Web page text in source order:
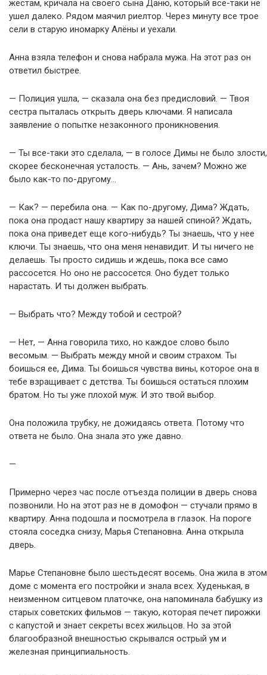
жестам, кричала на своего сына Даню, который все-таки не
ушел далеко. Рядом маячил риелтор. Через минуту все трое
сели в старую иномарку Алёны и уехали.
Анна взяла телефон и снова набрала мужа. На этот раз он
ответил быстрее.
— Полиция ушла, — сказала она без предисловий. — Твоя
сестра пыталась открыть дверь ключами. Я написала
заявление о попытке незаконного проникновения.
— Ты все-таки это сделала, — в голосе Димы не было злости,
скорее бесконечная усталость. — Ань, зачем? Можно же
было как-то по-другому…
— Как? — перебила она. — Как по-другому, Дима? Ждать,
пока она продаст нашу квартиру за нашей спиной? Ждать,
пока она приведет еще кого-нибудь? Ты знаешь, что у нее
ключи. Ты знаешь, что она меня ненавидит. И ты ничего не
делаешь. Ты просто сидишь и ждешь, пока все само
рассосется. Но оно не рассосется. Оно будет только
нарастать. И ты должен выбрать.
— Выбрать что? Между тобой и сестрой?
— Нет, — Анна говорила тихо, но каждое слово было
весомым. — Выбрать между мной и своим страхом. Ты
боишься ее, Дима. Ты боишься чувства вины, которое она в
тебе взращивает с детства. Ты боишься остаться плохим
братом. Но ты уже плохой муж. И это твой выбор.
Она положила трубку, не дожидаясь ответа. Потому что
ответа не было. Она знала это уже давно.
—
Примерно через час после отъезда полиции в дверь снова
позвонили. Но на этот раз не в домофон — стучали прямо в
квартиру. Анна подошла и посмотрела в глазок. На пороге
стояла соседка снизу, Марья Степановна. Анна открыла
дверь.
Марье Степановне было шестьдесят восемь. Она жила в этом
доме с момента его постройки и знала всех. Худенькая, в
неизменном ситцевом платочке, она напоминала бабушку из
старых советских фильмов — такую, которая печет пирожки
с капустой и знает секреты всех жильцов. Но за этой
благообразной внешностью скрывался острый ум и
железная принципиальность.